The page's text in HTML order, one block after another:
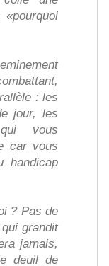
: les
jour, les
vous
car vous
handicap
? Pas de
grandit
jamais,
deuil de